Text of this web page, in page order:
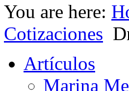
You are here:
Cotizaciones
Artículos
Marina